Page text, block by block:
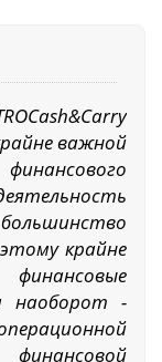
важной
крайне
наоборот -